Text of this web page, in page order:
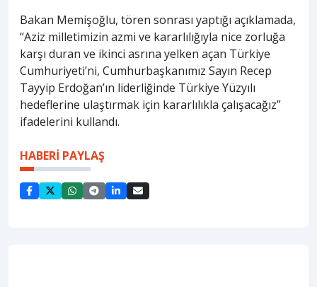
Bakan Memişoğlu, tören sonrası yaptığı açıklamada,
“Aziz milletimizin azmi ve kararlılığıyla nice zorluğa
karşı duran ve ikinci asrına yelken açan Türkiye
Cumhuriyeti’ni, Cumhurbaşkanımız Sayın Recep
Tayyip Erdoğan’ın liderliğinde Türkiye Yüzyılı
hedeflerine ulaştırmak için kararlılıkla çalışacağız”
ifadelerini kullandı.
HABERİ PAYLAŞ